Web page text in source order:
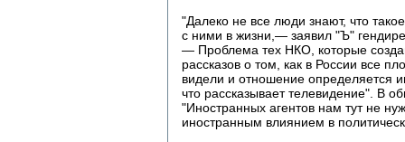
"Далеко не все люди знают, что
с ними в жизни,— заявил "Ъ"
— Проблема тех НКО, которые
рассказов о том, как в России все
видели и отношение определяется
что рассказывает телевидение". В
"Иностранных агентов нам тут не
иностранным влиянием в